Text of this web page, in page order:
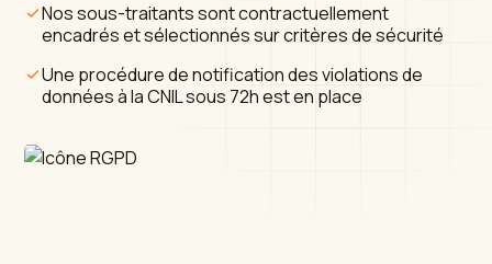
Nos sous-traitants sont contractuellement
encadrés et sélectionnés sur critères de sécurité
Une procédure de notification des violations de
données à la CNIL sous 72h est en place